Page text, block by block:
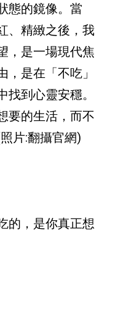
態的鏡像。當
、精緻之後，我
，是一場現代焦
是在「不吃」
到心靈安穩。
要的生活，而不
片:翻攝官網)
的，是你真正想